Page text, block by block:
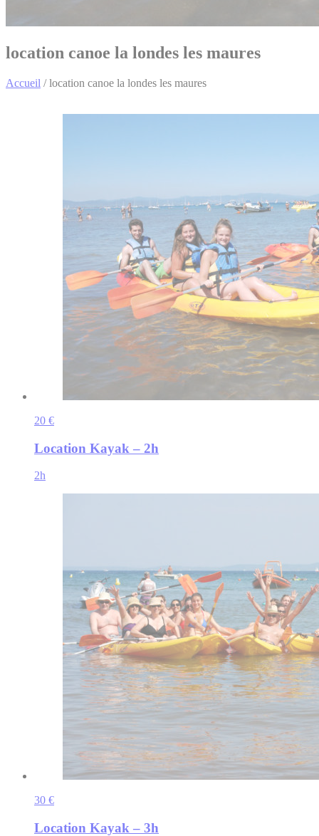
location canoe la londes les maures
Accueil /location canoe la londes les maures
20 €
Location Kayak – 2h
2h
30 €
Location Kayak – 3h